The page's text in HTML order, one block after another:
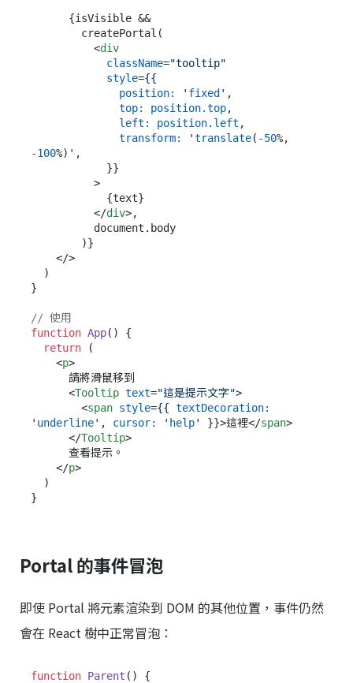
<div
className="tooltip"
style={{
position:
' fixed ',
top:
position.top,
left:
position.left ,
transform:
'translate( -50
-100%)',
          >
</div>,
</>
}
// 使用
function App( ) {
return (
<p>
<Tooltip text="這是提示文字">
<span style={{ textDecoration:
' underline', cursor: ' help' }}>這裡</span>
</Tooltip>
</p>
Portal 的事件冒泡
即使 Portal 將元素渲染到 DOM 的其他位置，事件仍然
會在 React 樹中正常冒泡：
function Parent ( ) {